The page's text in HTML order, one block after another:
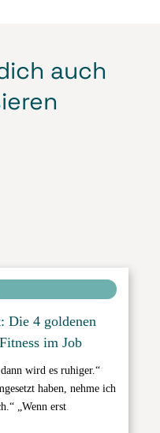
auch
Die 4 goldenen
im Job
wird es ruhiger.“
haben, nehme ich
„Wenn erst